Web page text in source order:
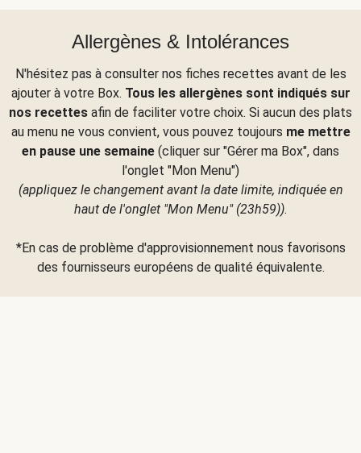
Allergènes & Intolérances
N'hésitez pas à consulter nos fiches recettes avant de les
ajouter à votre Box. Tous les allergènes sont indiqués sur
nos recettes afin de faciliter votre choix. Si aucun des plats
au menu ne vous convient, vous pouvez toujours me mettre
en pause une semaine (cliquer sur "Gérer ma Box", dans
l'onglet "Mon Menu")
(appliquez le changement avant la date limite, indiquée en
haut de l'onglet "Mon Menu" (23h59)).
*En cas de problème d'approvisionnement nous favorisons
des fournisseurs européens de qualité équivalente.